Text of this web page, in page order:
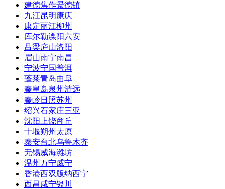
建德焦作景德镇
九江昆明 康庆
康定丽江柳州
库尔勒溧阳六安
吕梁庐山洛阳
眉山南宁南昌
宁波宁国普洱
蓬莱青岛曲阜
秦皇岛泉州清远
秦岭日照苏州
绍兴石家庄三亚
沈阳 上饶商丘
十堰朔州 太原
泰安台北乌鲁木齐
无锡威海潍坊
温州万宁威宁
香港西双版纳西宁
西昌 咸宁银川